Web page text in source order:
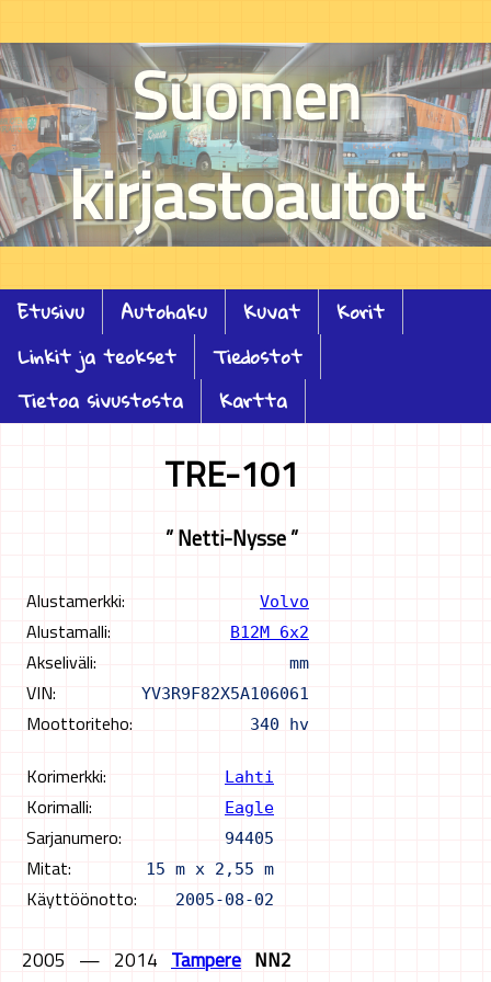
Suomen
kirjastoautot
Etusivu Autohaku Kuvat
Korit
Linkit ja teokset
Tiedostot
Tietoa sivustosta
Kartta
TRE-101
” Netti-Nysse ”
Alustamerkki: Volvo
Alustamalli: B12M 6x2
Akseliväli: mm
VIN: YV3R9F82X5A106061
Moottoriteho: 340 hv
Korimerkki: Lahti
Korimalli: Eagle
Sarjanumero: 94405
Mitat: 15 m x 2,55 m
Käyttöönotto: 2005-08-02
2005 — 2014 Tampere NN2